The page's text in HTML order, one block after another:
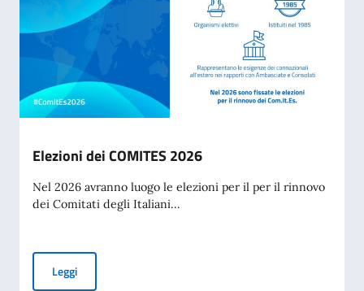
Elezioni dei COMITES 2026
Nel 2026 avranno luogo le elezioni per il per il rinnovo
dei Comitati degli Italiani...
LeggiElezioni dei COMITES 2026